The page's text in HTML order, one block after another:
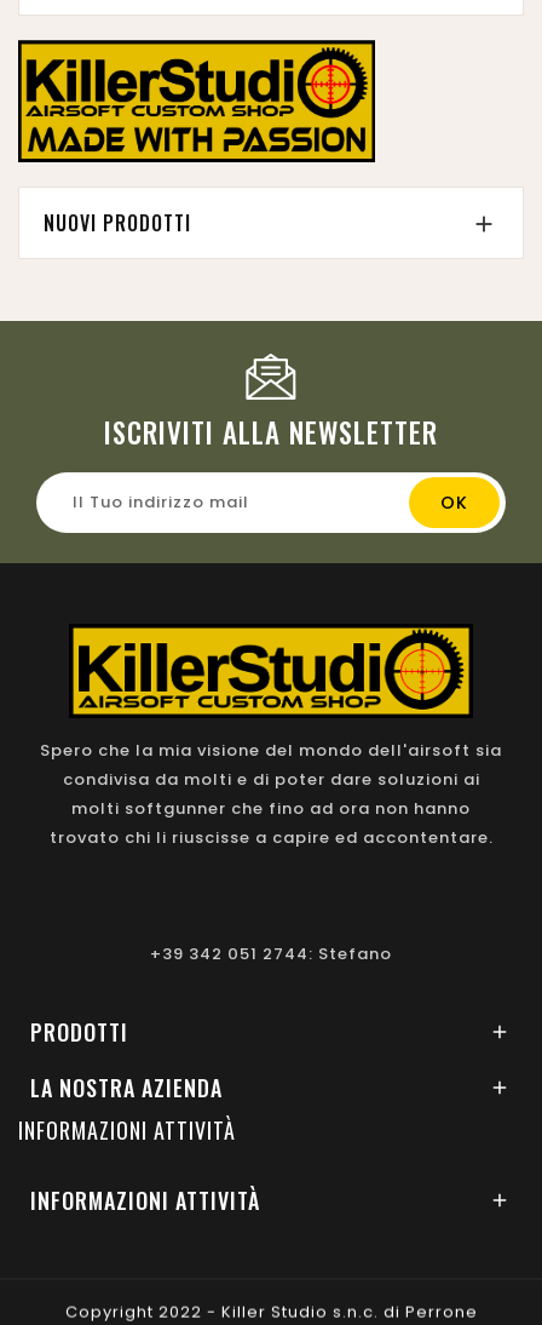
NUOVI PRODOTTI 
ISCRIVITI ALLA NEWSLETTER
Spero che la mia visione del mondo dell'airsoft sia
condivisa da molti e di poter dare soluzioni ai
molti softgunner che fino ad ora non hanno
trovato chi li riuscisse a capire ed accontentare.
+39 342 051 2744: Stefano
PRODOTTI 
LA NOSTRA AZIENDA 
INFORMAZIONI ATTIVITÀ
INFORMAZIONI ATTIVITÀ 
Copyright 2022 - Killer Studio s.n.c. di Perrone